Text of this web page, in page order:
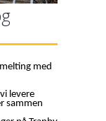
med
levere
sammen